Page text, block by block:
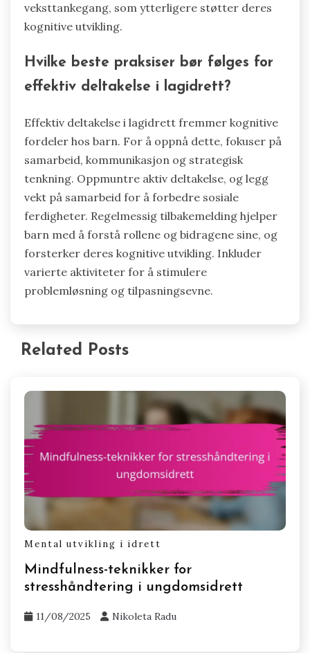
veksttankegang, som ytterligere støtter deres
kognitive utvikling.
Hvilke beste praksiser bør følges for
effektiv deltakelse i lagidrett?
Effektiv deltakelse i lagidrett fremmer kognitive
fordeler hos barn. For å oppnå dette, fokuser på
samarbeid, kommunikasjon og strategisk
tenkning. Oppmuntre aktiv deltakelse, og legg
vekt på samarbeid for å forbedre sosiale
ferdigheter. Regelmessig tilbakemelding hjelper
barn med å forstå rollene og bidragene sine, og
forsterker deres kognitive utvikling. Inkluder
varierte aktiviteter for å stimulere
problemløsning og tilpasningsevne.
Related Posts
Mental utvikling i idrett
Mindfulness-teknikker for
stresshåndtering i ungdomsidrett
11/08/2025 Nikoleta Radu